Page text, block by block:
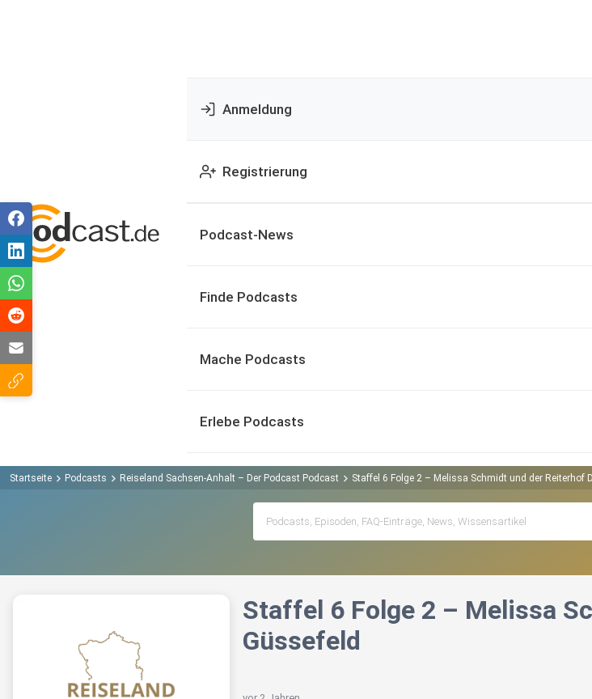
Anmeldung
Registrierung
Podcast-News
Finde Podcasts
Mache Podcasts
Erlebe Podcasts
Startseite Podcasts Reiseland Sachsen-Anhalt – Der Podcast Podcast Staffel 6 Folge 2 – Melissa Schmidt und der Reiterhof
Staffel 6 Folge 2 – Melissa
Güssefeld